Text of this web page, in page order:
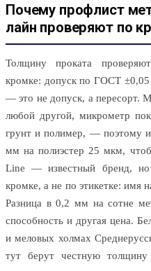
Почему профлист
лайн проверяют по
Толщину проката
кромке: допуск по ГОСТ
— это не допуск, а пересорт.
любой другой, микрометр
грунт и полимер, — поэтому
мм на полиэстер 25 мкм,
Line — известный бренд,
кромке, а не по этикетке: имя
Разница в 0,2 мм на сотне
способность и другая цена.
и меловых холмах
тут берут честную